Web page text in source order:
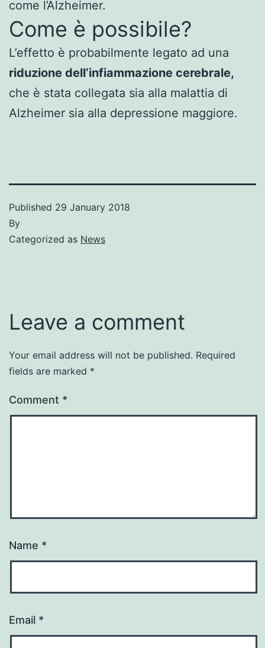
come l’Alzheimer.
Come è possibile?
L’effetto è probabilmente legato ad una
riduzione dell’infiammazione cerebrale,
che è stata collegata sia alla malattia di
Alzheimer sia alla depressione maggiore.
Published 29 January 2018
By
Categorized as News
Leave a comment
Your email address will not be published. Required
fields are marked *
Comment *
Name *
Email *